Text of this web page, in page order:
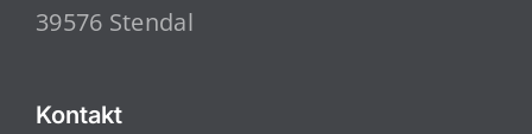
39576 Stendal
Kontakt